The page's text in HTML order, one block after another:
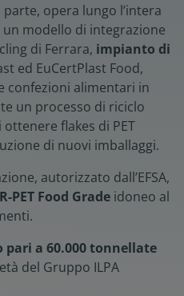
parte, opera lungo l’intera
un modello di integrazione
di Ferrara, impianto di
ed EuCertPlast Food,
confezioni alimentari in
un processo di riciclo
flakes di PET
di nuovi imballaggi.
autorizzato dall’EFSA,
R-PET Food Grade idoneo al
pari a 60.000 tonnellate
del Gruppo ILPA